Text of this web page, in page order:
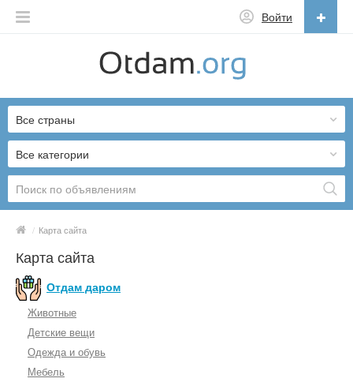
Войти
English
Русский
Українська
Все категории
Все страны
/ Карта сайта
Карта сайта
Отдам даром
Животные
Детские вещи
Одежда и обувь
Мебель